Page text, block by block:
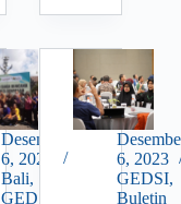
Desember
6, 2023
Bali,
GEDSI
6, 2023
GEDSI,
Buletin